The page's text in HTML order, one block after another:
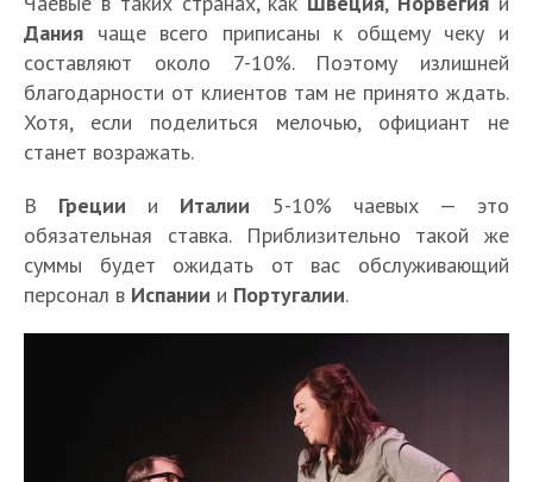
Дания чаще всего приписаны к общему чеку и
составляют около 7-10%. Поэтому излишней
благодарности от клиентов там не принято ждать.
Хотя, если поделиться мелочью, официант не
станет возражать.
В Греции и Италии 5-10% чаевых — это
обязательная ставка. Приблизительно такой же
суммы будет ожидать от вас обслуживающий
персонал в Испании и Португалии.